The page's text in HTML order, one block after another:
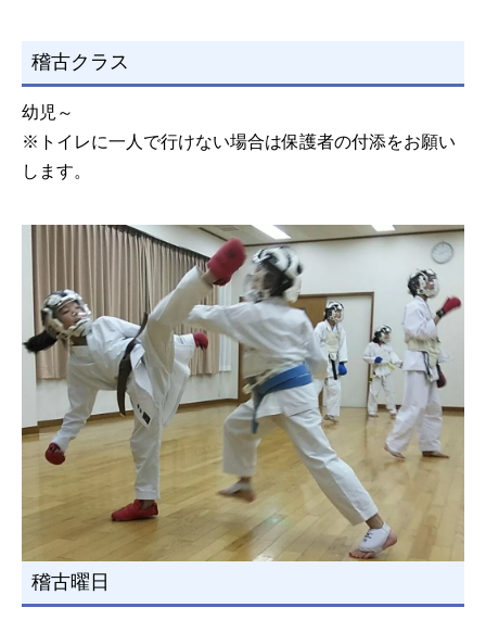
稽古クラス
幼児～
※トイレに一人で行けない場合は保護者の付添をお願い
します。
稽古曜日